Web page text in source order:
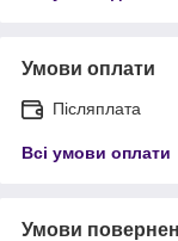
Умови оплати
Післяплата
Всі умови оплати
Умови